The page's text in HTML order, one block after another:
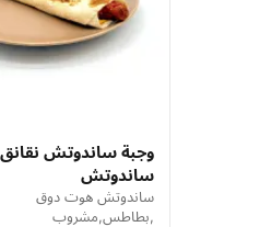
وجبة ساندوتش
ساندوتش
ساندوتش هوت دوق
,بطاطس,مشروب